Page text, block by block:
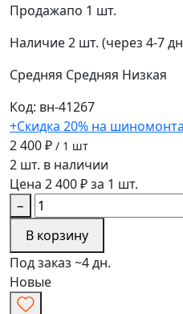
Продажапо 1 шт.
Наличие2 шт. (через 4-7
Средняя Средняя Низкая
Код: вн-41267
+Скидка 20% на
2 400 ₽ / 1 шт
2 шт. в наличии
Цена 2 400 ₽ за 1 шт.
−
В корзину
Под заказ ~4 дн.
Новые